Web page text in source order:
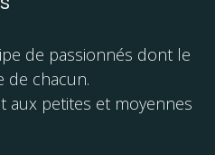
de passionnés dont le
de chacun.
aux petites et moyennes